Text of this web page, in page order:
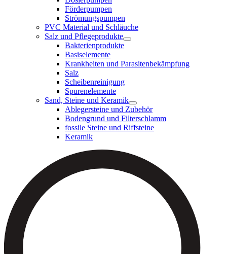
Förderpumpen
Strömungspumpen
PVC Material und Schläuche
Salz und Pflegeprodukte
Bakterienprodukte
Basiselemente
Krankheiten und Parasitenbekämpfung
Salz
Scheibenreinigung
Spurenelemente
Sand, Steine und Keramik
Ablegersteine und Zubehör
Bodengrund und Filterschlamm
fossile Steine und Riffsteine
Keramik